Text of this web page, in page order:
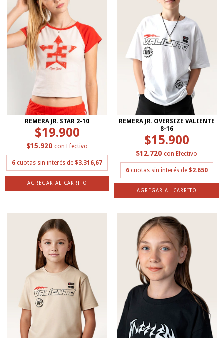
REMERA JR. STAR 2-10
$19.900
$15.920 con Efectivo
6 cuotas sin interés de $3.316,67
AGREGAR AL CARRITO
REMERA JR. OVERSIZE VALIENTE
8-16
$15.900
$12.720 con Efectivo
6 cuotas sin interés de $2.650
AGREGAR AL CARRITO